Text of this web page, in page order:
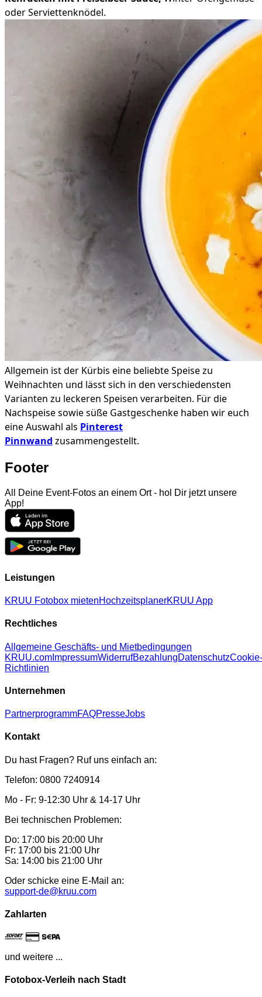
oder Serviettenknödel.
Allgemein ist der Kürbis eine beliebte Speise zu
Weihnachten und lässt sich in den verschiedensten
Varianten zu leckeren Speisen verarbeiten. Für die
Nachspeise sowie süße Gastgeschenke haben wir euch
eine Auswahl als Pinterest
Pinnwand zusammengestellt.
Footer
All Deine Event-Fotos an einem Ort - hol Dir jetzt unsere
App!
Leistungen
KRUU Fotobox mietenHochzeitsplanerKRUU App
Rechtliches
Allgemeine Geschäfts- und Mietbedingungen
KRUU.com ImpressumWiderrufBezahlungDatenschutzCookie-
Richtlinien
Unternehmen
PartnerprogrammFAQPresseJobs
Kontakt
Du hast Fragen? Ruf uns einfach an:
Telefon: 0800 7240914
Mo - Fr: 9-12:30 Uhr & 14-17 Uhr
Bei technischen Problemen:
Do: 17:00 bis 20:00 Uhr
Fr: 17:00 bis 21:00 Uhr
Sa: 14:00 bis 21:00 Uhr
Oder schicke eine E-Mail an:
support-de@kruu.com
Zahlarten
und weitere ...
Fotobox-Verleih nach Stadt